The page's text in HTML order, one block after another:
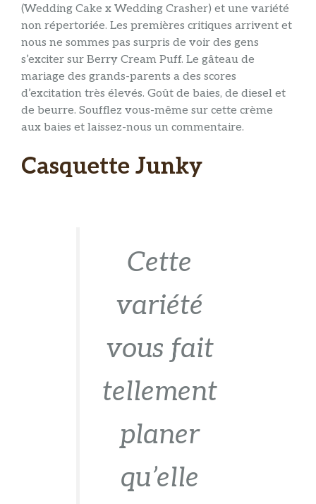
(Wedding Cake x Wedding Crasher) et une variété
non répertoriée. Les premières critiques arrivent et
nous ne sommes pas surpris de voir des gens
s’exciter sur Berry Cream Puff. Le gâteau de
mariage des grands-parents a des scores
d’excitation très élevés. Goût de baies, de diesel et
de beurre. Soufflez vous-même sur cette crème
aux baies et laissez-nous un commentaire.
Casquette Junky
Cette
variété
vous fait
tellement
planer
qu’elle